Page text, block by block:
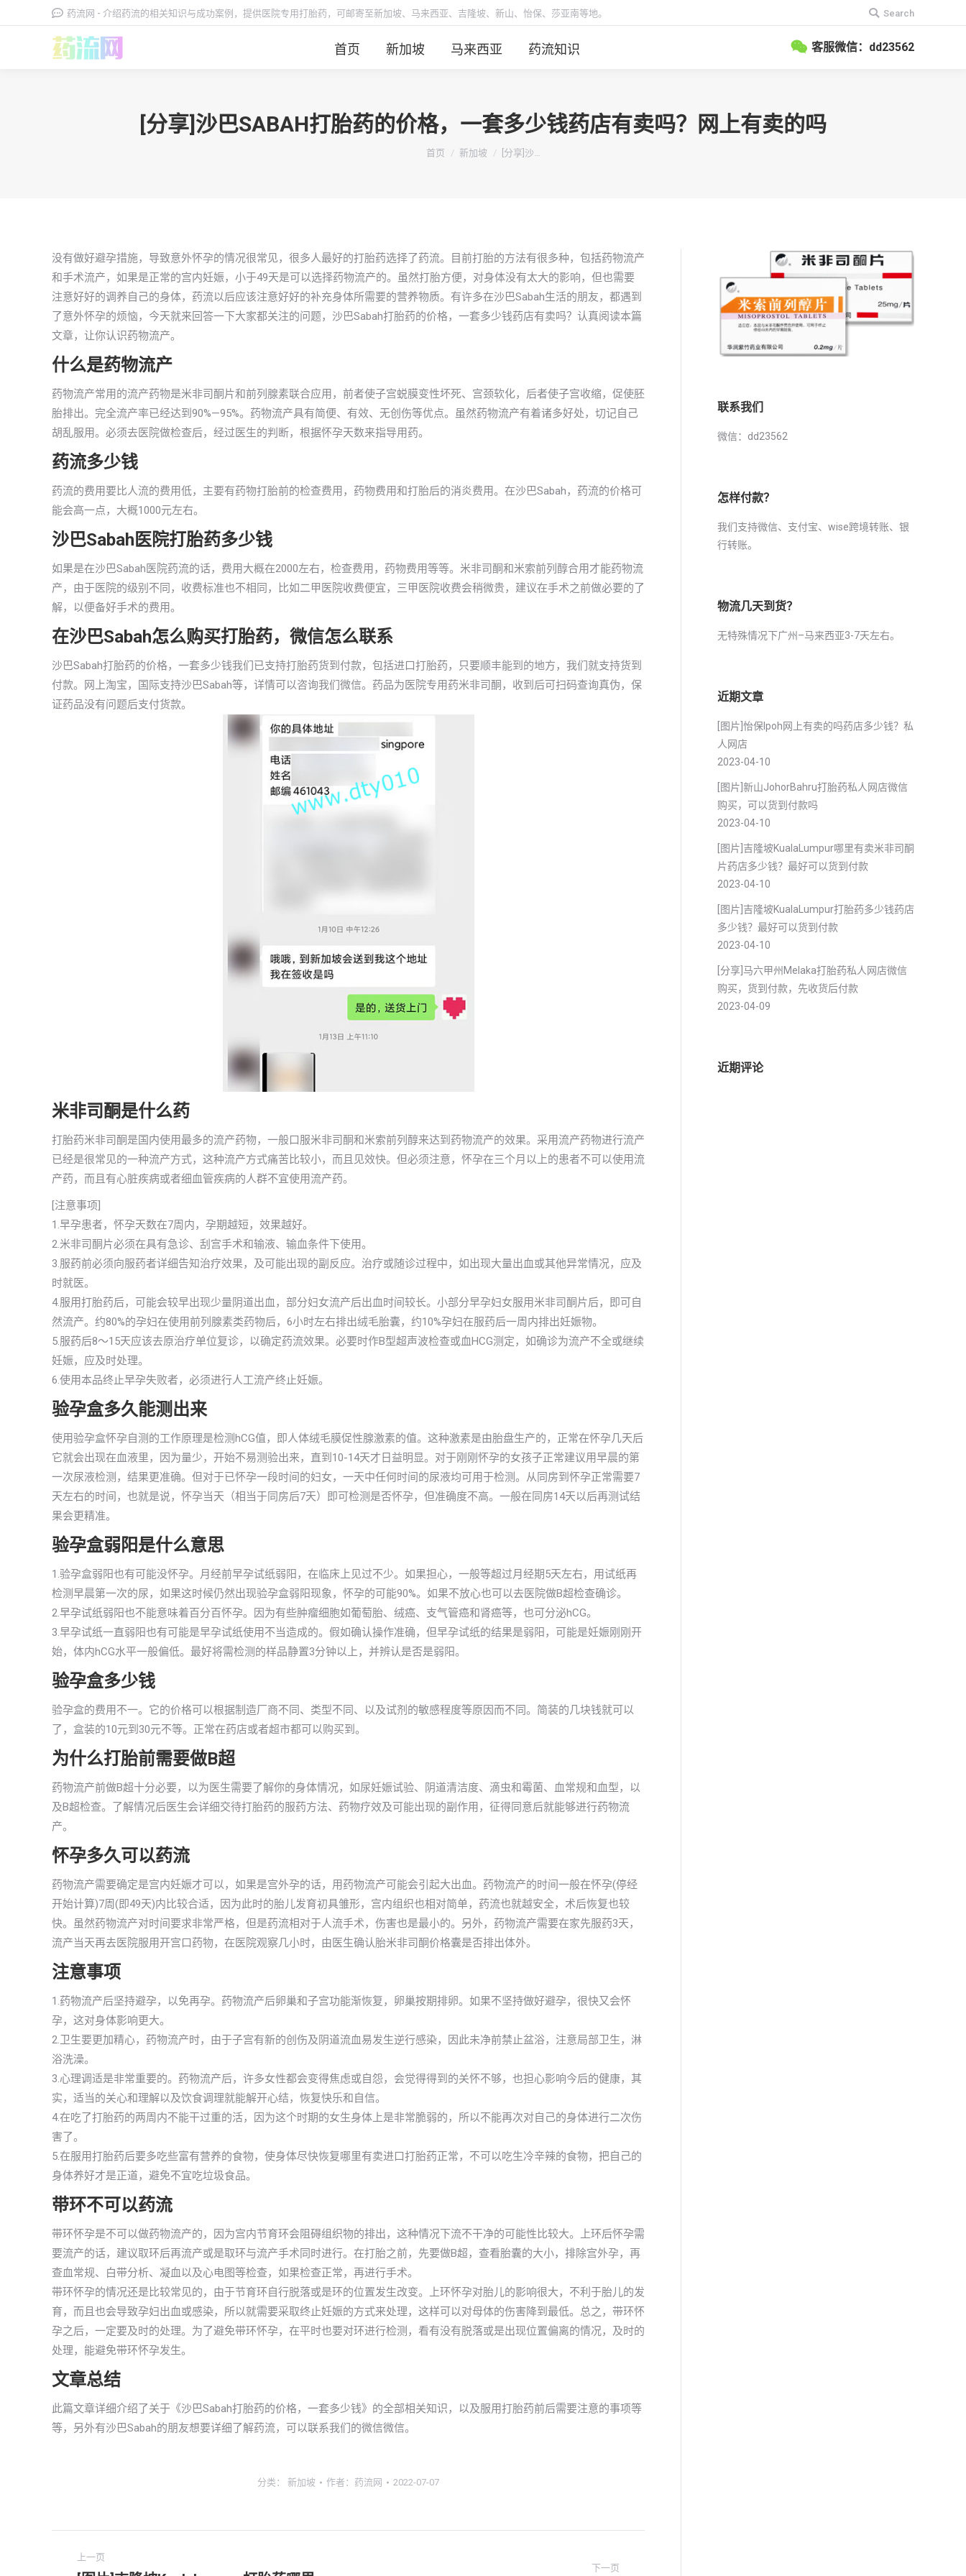
药流网 - 介绍药流的相关知识与成功案例，提供医院专用打胎药，可邮寄至新加坡、马来西亚、吉隆坡、新山、怡保、莎亚南等地。
搜
索：
Search
首页 新加坡 马来西亚 药流知识 客服微信：dd23562
[分享]沙巴SABAH打胎药的价格，一套多少钱药店有卖吗？网上有卖的吗
你在这里：
首页 新加坡 [分享]沙…
没有做好避孕措施，导致意外怀孕的情况很常见，很多人最好的打胎药选择了药流。目前打胎的方法有很多种，包括药物流产
和手术流产，如果是正常的宫内妊娠，小于49天是可以选择药物流产的。虽然打胎方便，对身体没有太大的影响，但也需要
注意好好的调养自己的身体，药流以后应该注意好好的补充身体所需要的营养物质。有许多在沙巴Sabah生活的朋友，都遇到
了意外怀孕的烦恼，今天就来回答一下大家都关注的问题，沙巴Sabah打胎药的价格，一套多少钱药店有卖吗？认真阅读本篇
文章，让你认识药物流产。
什么是药物流产
药物流产常用的流产药物是米非司酮片和前列腺素联合应用，前者使子宫蜕膜变性坏死、宫颈软化，后者使子宫收缩，促使胚
胎排出。完全流产率已经达到90%—95%。药物流产具有简便、有效、无创伤等优点。虽然药物流产有着诸多好处，切记自己
胡乱服用。必须去医院做检查后，经过医生的判断，根据怀孕天数来指导用药。
药流多少钱
药流的费用要比人流的费用低，主要有药物打胎前的检查费用，药物费用和打胎后的消炎费用。在沙巴Sabah，药流的价格可
能会高一点，大概1000元左右。
沙巴Sabah医院打胎药多少钱
如果是在沙巴Sabah医院药流的话，费用大概在2000左右，检查费用，药物费用等等。米非司酮和米索前列醇合用才能药物流
产，由于医院的级别不同，收费标准也不相同，比如二甲医院收费便宜，三甲医院收费会稍微贵，建议在手术之前做必要的了
解，以便备好手术的费用。
在沙巴Sabah怎么购买打胎药，微信怎么联系
沙巴Sabah打胎药的价格，一套多少钱我们已支持打胎药货到付款，包括进口打胎药，只要顺丰能到的地方，我们就支持货到
付款。网上淘宝，国际支持沙巴Sabah等，详情可以咨询我们微信。药品为医院专用药米非司酮，收到后可扫码查询真伪，保
证药品没有问题后支付货款。
米非司酮是什么药
打胎药米非司酮是国内使用最多的流产药物，一般口服米非司酮和米索前列醇来达到药物流产的效果。采用流产药物进行流产
已经是很常见的一种流产方式，这种流产方式痛苦比较小，而且见效快。但必须注意，怀孕在三个月以上的患者不可以使用流
产药，而且有心脏疾病或者细血管疾病的人群不宜使用流产药。
[注意事项]
1.早孕患者，怀孕天数在7周内，孕期越短，效果越好。
2.米非司酮片必须在具有急诊、刮宫手术和输液、输血条件下使用。
3.服药前必须向服药者详细告知治疗效果，及可能出现的副反应。治疗或随诊过程中，如出现大量出血或其他异常情况，应及
时就医。
4.服用打胎药后，可能会较早出现少量阴道出血，部分妇女流产后出血时间较长。小部分早孕妇女服用米非司酮片后，即可自
然流产。约80%的孕妇在使用前列腺素类药物后，6小时左右排出绒毛胎囊，约10%孕妇在服药后一周内排出妊娠物。
5.服药后8～15天应该去原治疗单位复诊，以确定药流效果。必要时作B型超声波检查或血HCG测定，如确诊为流产不全或继续
妊娠，应及时处理。
6.使用本品终止早孕失败者，必须进行人工流产终止妊娠。
验孕盒多久能测出来
使用验孕盒怀孕自测的工作原理是检测hCG值，即人体绒毛膜促性腺激素的值。这种激素是由胎盘生产的，正常在怀孕几天后
它就会出现在血液里，因为量少，开始不易测验出来，直到10-14天才日益明显。对于刚刚怀孕的女孩子正常建议用早晨的第
一次尿液检测，结果更准确。但对于已怀孕一段时间的妇女，一天中任何时间的尿液均可用于检测。从同房到怀孕正常需要7
天左右的时间，也就是说，怀孕当天（相当于同房后7天）即可检测是否怀孕，但准确度不高。一般在同房14天以后再测试结
果会更精准。
验孕盒弱阳是什么意思
1.验孕盒弱阳也有可能没怀孕。月经前早孕试纸弱阳，在临床上见过不少。如果担心，一般等超过月经期5天左右，用试纸再
检测早晨第一次的尿，如果这时候仍然出现验孕盒弱阳现象，怀孕的可能90%。如果不放心也可以去医院做B超检查确诊。
2.早孕试纸弱阳也不能意味着百分百怀孕。因为有些肿瘤细胞如葡萄胎、绒癌、支气管癌和肾癌等，也可分泌hCG。
3.早孕试纸一直弱阳也有可能是早孕试纸使用不当造成的。假如确认操作准确，但早孕试纸的结果是弱阳，可能是妊娠刚刚开
始，体内hCG水平一般偏低。最好将需检测的样品静置3分钟以上，并辨认是否是弱阳。
验孕盒多少钱
验孕盒的费用不一。它的价格可以根据制造厂商不同、类型不同、以及试剂的敏感程度等原因而不同。简装的几块钱就可以
了，盒装的10元到30元不等。正常在药店或者超市都可以购买到。
为什么打胎前需要做B超
药物流产前做B超十分必要，以为医生需要了解你的身体情况，如尿妊娠试验、阴道清洁度、滴虫和霉菌、血常规和血型，以
及B超检查。了解情况后医生会详细交待打胎药的服药方法、药物疗效及可能出现的副作用，征得同意后就能够进行药物流
产。
怀孕多久可以药流
药物流产需要确定是宫内妊娠才可以，如果是宫外孕的话，用药物流产可能会引起大出血。药物流产的时间一般在怀孕(停经
开始计算)7周(即49天)内比较合适，因为此时的胎儿发育初具雏形，宫内组织也相对简单，药流也就越安全，术后恢复也较
快。虽然药物流产对时间要求非常严格，但是药流相对于人流手术，伤害也是最小的。另外，药物流产需要在家先服药3天，
流产当天再去医院服用开宫口药物，在医院观察几小时，由医生确认胎米非司酮价格囊是否排出体外。
注意事项
1.药物流产后坚持避孕，以免再孕。药物流产后卵巢和子宫功能渐恢复，卵巢按期排卵。如果不坚持做好避孕，很快又会怀
孕，这对身体影响更大。
2.卫生要更加精心，药物流产时，由于子宫有新的创伤及阴道流血易发生逆行感染，因此未净前禁止盆浴，注意局部卫生，淋
浴洗澡。
3.心理调适是非常重要的。药物流产后，许多女性都会变得焦虑或自怨，会觉得得到的关怀不够，也担心影响今后的健康，其
实，适当的关心和理解以及饮食调理就能解开心结，恢复快乐和自信。
4.在吃了打胎药的两周内不能干过重的活，因为这个时期的女生身体上是非常脆弱的，所以不能再次对自己的身体进行二次伤
害了。
5.在服用打胎药后要多吃些富有营养的食物，使身体尽快恢复哪里有卖进口打胎药正常，不可以吃生冷辛辣的食物，把自己的
身体养好才是正道，避免不宜吃垃圾食品。
带环不可以药流
带环怀孕是不可以做药物流产的，因为宫内节育环会阻碍组织物的排出，这种情况下流不干净的可能性比较大。上环后怀孕需
要流产的话，建议取环后再流产或是取环与流产手术同时进行。在打胎之前，先要做B超，查看胎囊的大小，排除宫外孕，再
查血常规、白带分析、凝血以及心电图等检查，如果检查正常，再进行手术。
带环怀孕的情况还是比较常见的，由于节育环自行脱落或是环的位置发生改变。上环怀孕对胎儿的影响很大，不利于胎儿的发
育，而且也会导致孕妇出血或感染，所以就需要采取终止妊娠的方式来处理，这样可以对母体的伤害降到最低。总之，带环怀
孕之后，一定要及时的处理。为了避免带环怀孕，在平时也要对环进行检测，看有没有脱落或是出现位置偏离的情况，及时的
处理，能避免带环怀孕发生。
文章总结
此篇文章详细介绍了关于《沙巴Sabah打胎药的价格，一套多少钱》的全部相关知识，以及服用打胎药前后需要注意的事项等
等，另外有沙巴Sabah的朋友想要详细了解药流，可以联系我们的微信微信。
分类： 新加坡 作者： 药流网 2022-07-07
上一页
下一页
联系我们
微信：dd23562
怎样付款？
我们支持微信、支付宝、wise跨境转账、银
行转账。
物流几天到货？
无特殊情况下广州–马来西亚3-7天左右。
近期文章
[图片]怡保lpoh网上有卖的吗药店多少钱？私
人网店
2023-04-10
[图片]新山JohorBahru打胎药私人网店微信
购买，可以货到付款吗
2023-04-10
[图片]吉隆坡KualaLumpur哪里有卖米非司酮
片药店多少钱？最好可以货到付款
2023-04-10
[图片]吉隆坡KualaLumpur打胎药多少钱药店
多少钱？最好可以货到付款
2023-04-10
[分享]马六甲州Melaka打胎药私人网店微信
购买，货到付款，先收货后付款
2023-04-09
近期评论